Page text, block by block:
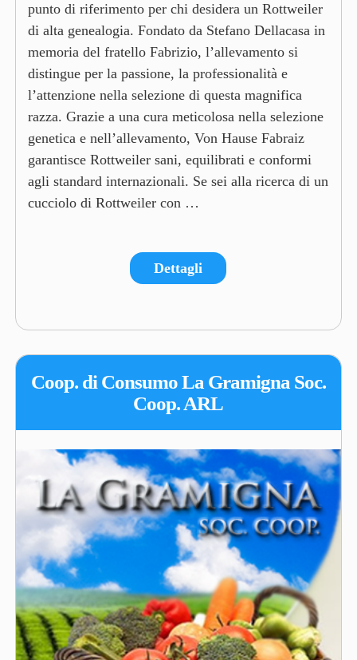
punto di riferimento per chi desidera un Rottweiler
di alta genealogia. Fondato da Stefano Dellacasa in
memoria del fratello Fabrizio, l’allevamento si
distingue per la passione, la professionalità e
l’attenzione nella selezione di questa magnifica
razza. Grazie a una cura meticolosa nella selezione
genetica e nell’allevamento, Von Hause Fabraiz
garantisce Rottweiler sani, equilibrati e conformi
agli standard internazionali. Se sei alla ricerca di un
cucciolo di Rottweiler con …
Dettagli
Coop. di Consumo La Gramigna Soc.
Coop. ARL